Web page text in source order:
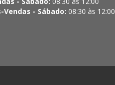
Vendas - Sábado: 08:30 às 12:00